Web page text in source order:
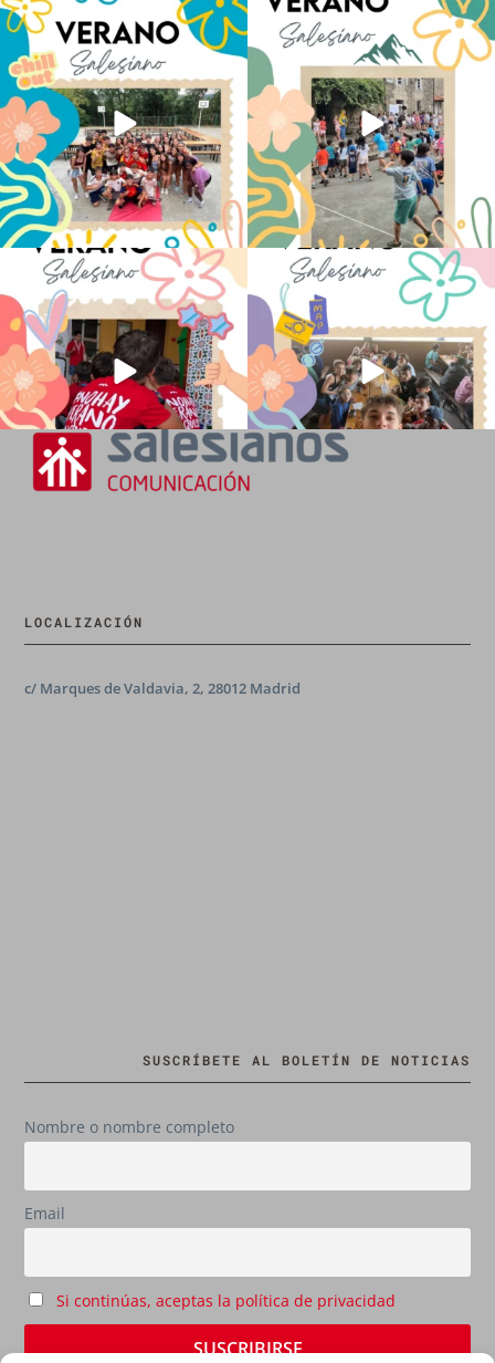
Los alumnos de 6º de Primaria, 1º y 2º
de la ESO...
145 2
La diversión y la alegría también se han
sentido...
95 0
No hay verano sin que sea Salesiano ❤️
💫 en Luz 4
...
0
viviendo la alegría en el campamento
...
2
LOCALIZACIÓN
c/ Marques de Valdavia, 2, 28012 Madrid
SUSCRÍBETE AL BOLETÍN DE NOTICIAS
Nombre o nombre completo
Email
Si continúas, aceptas la política de privacidad